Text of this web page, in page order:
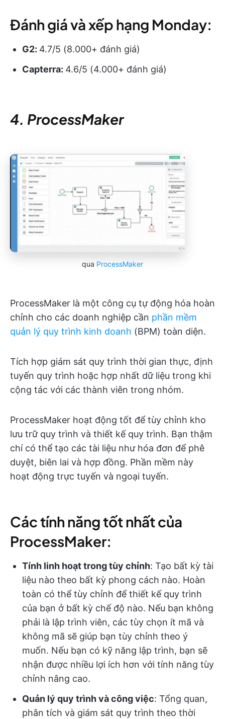
Đánh giá và xếp hạng Monday:
G2: 4.7/5 (8.000+ đánh giá)
Capterra: 4.6/5 (4.000+ đánh giá)
4. ProcessMaker
qua ProcessMaker
ProcessMaker là một công cụ tự động hóa hoàn
chỉnh cho các doanh nghiệp cần phần mềm
quản lý quy trình kinh doanh (BPM) toàn diện.
Tích hợp giám sát quy trình thời gian thực, định
tuyến quy trình hoặc hợp nhất dữ liệu trong khi
cộng tác với các thành viên trong nhóm.
ProcessMaker hoạt động tốt để tùy chỉnh kho
lưu trữ quy trình và thiết kế quy trình. Bạn thậm
chí có thể tạo các tài liệu như hóa đơn để phê
duyệt, biên lai và hợp đồng. Phần mềm này
hoạt động trực tuyến và ngoại tuyến.
Các tính năng tốt nhất của
ProcessMaker:
Tính linh hoạt trong tùy chỉnh: Tạo bất kỳ tài
liệu nào theo bất kỳ phong cách nào. Hoàn
toàn có thể tùy chỉnh để thiết kế quy trình
của bạn ở bất kỳ chế độ nào. Nếu bạn không
phải là lập trình viên, các tùy chọn ít mã và
không mã sẽ giúp bạn tùy chỉnh theo ý
muốn. Nếu bạn có kỹ năng lập trình, bạn sẽ
nhận được nhiều lợi ích hơn với tính năng tùy
chỉnh nâng cao.
Quản lý quy trình và công việc: Tổng quan,
phân tích và giám sát quy trình theo thời